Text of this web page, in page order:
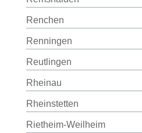
Renchen
Renningen
Reutlingen
Rheinau
Rheinstetten
Rietheim-Weilheim